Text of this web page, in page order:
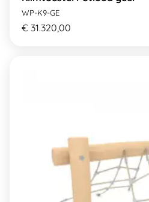
WP-K9-GE
€ 31.320,00